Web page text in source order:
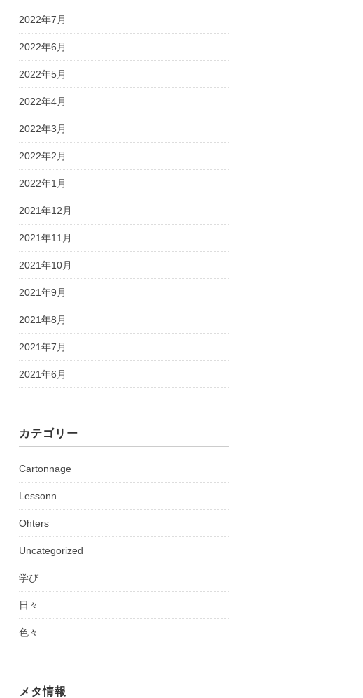
2022年7月
2022年6月
2022年5月
2022年4月
2022年3月
2022年2月
2022年1月
2021年12月
2021年11月
2021年10月
2021年9月
2021年8月
2021年7月
2021年6月
カテゴリー
Cartonnage
Lessonn
Ohters
Uncategorized
学び
日々
色々
メタ情報